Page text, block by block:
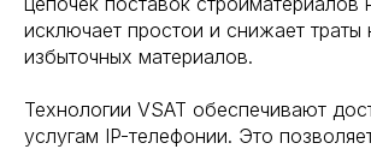
исключает простои и снижает траты
избыточных материалов.
Технологии VSAT обеспечивают
услугам IP-телефонии. Это